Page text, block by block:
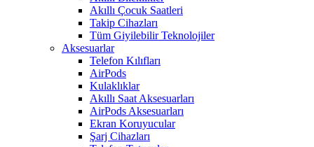
Akıllı Çocuk Saatleri
Takip Cihazları
Tüm Giyilebilir Teknolojiler
Aksesuarlar
Telefon Kılıfları
AirPods
Kulaklıklar
Akıllı Saat Aksesuarları
AirPods Aksesuarları
Ekran Koruyucular
Şarj Cihazları